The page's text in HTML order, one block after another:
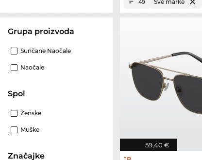
Grupa proizvoda
Sunčane Naočale
Naočale
Spol
Ženske
Muške
Značajke
49 Sve marke
59,40 €